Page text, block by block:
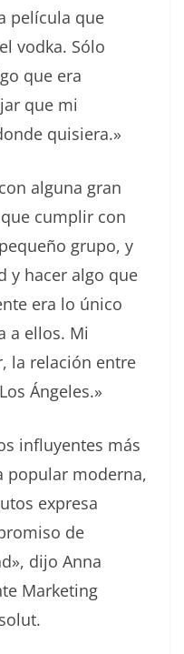
película que
vodka. Sólo
que era
que mi
quisiera.»
alguna gran
cumplir con
grupo, y
y hacer algo que
era lo único
a ellos. Mi
la relación entre
Ángeles.»
influyentes más
popular moderna,
expresa
de
dijo Anna
Marketing